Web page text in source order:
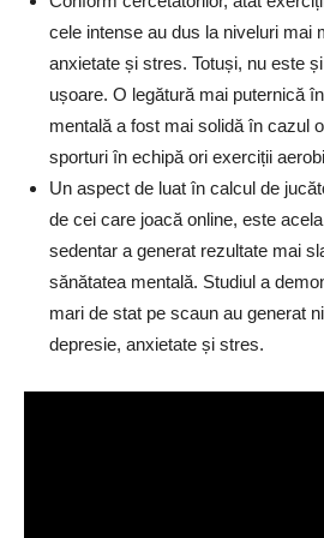
cele intense au dus la niveluri mai
anxietate și stres. Totuși, nu este
ușoare. O legătură mai puternică
mentală a fost mai solidă în cazul
sporturi în echipă ori exerciții
Un aspect de luat în calcul de
de cei care joacă online, este
sedentar a generat rezultate mai
sănătatea mentală. Studiul a
mari de stat pe scaun au generat
depresie, anxietate și stres.